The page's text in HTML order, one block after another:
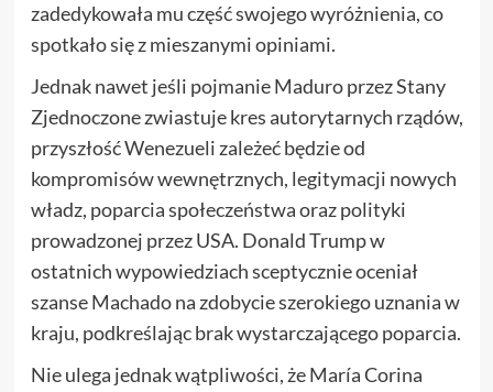
zadedykowała mu część swojego wyróżnienia, co
spotkało się z mieszanymi opiniami.
Jednak nawet jeśli pojmanie Maduro przez Stany
Zjednoczone zwiastuje kres autorytarnych rządów,
przyszłość Wenezueli zależeć będzie od
kompromisów wewnętrznych, legitymacji nowych
władz, poparcia społeczeństwa oraz polityki
prowadzonej przez USA. Donald Trump w
ostatnich wypowiedziach sceptycznie oceniał
szanse Machado na zdobycie szerokiego uznania w
kraju, podkreślając brak wystarczającego poparcia.
Nie ulega jednak wątpliwości, że María Corina